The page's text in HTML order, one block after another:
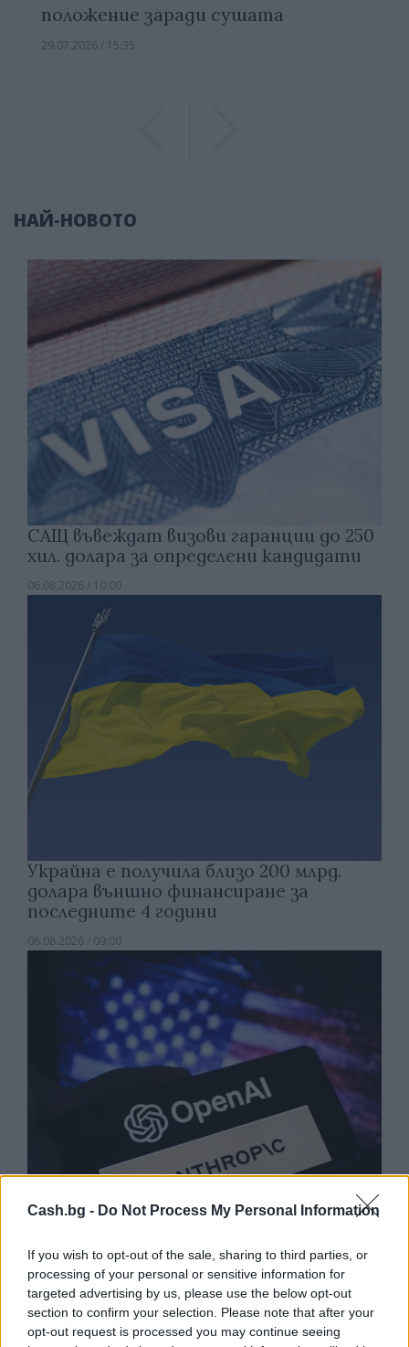
Cash.bg - Do Not Process My Personal Information
If you wish to opt-out of the sale, sharing to third parties, or
processing of your personal or sensitive information for
targeted advertising by us, please use the below opt-out
section to confirm your selection. Please note that after your
opt-out request is processed you may continue seeing
положение заради сушата
29.07.2026 / 15:35
НАЙ-НОВОТО
САЩ въвеждат визови гаранции до 250
хил. долара за определени кандидати
06.08.2026 / 10:00
Украйна е получила близо 200 млрд.
долара външно финансиране за
последните 4 години
06.08.2026 / 09:00
постига нови нива на „автономност и
опити за измама“
05.08.2026 / 11:30